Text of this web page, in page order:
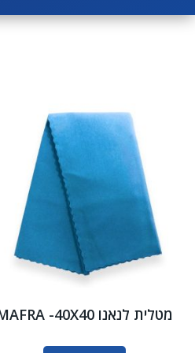
מטלית לנאנו MAFRA -40X40